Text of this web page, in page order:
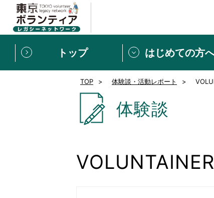
トップ はじめての方
新規登録
東京ボランティアレ
募集情報
[個人] 体験談
ボランティアの広場
新着記事一覧
TOP 体験談・活動レポート
体験談